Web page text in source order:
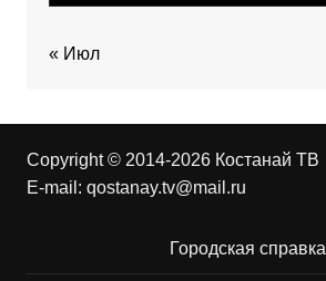
« Июл
Copyright © 2014-2026 Костанай ТВ
E-mail: qostanay.tv@mail.ru
Городская справка